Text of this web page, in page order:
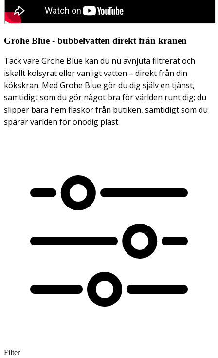
Grohe Blue - bubbelvatten direkt från kranen
Tack vare Grohe Blue kan du nu avnjuta filtrerat och
iskallt kolsyrat eller vanligt vatten – direkt från din
kökskran. Med Grohe Blue gör du dig själv en tjänst,
samtidigt som du gör något bra för världen runt dig; du
slipper bära hem flaskor från butiken, samtidigt som du
sparar världen för onödig plast.
Filter